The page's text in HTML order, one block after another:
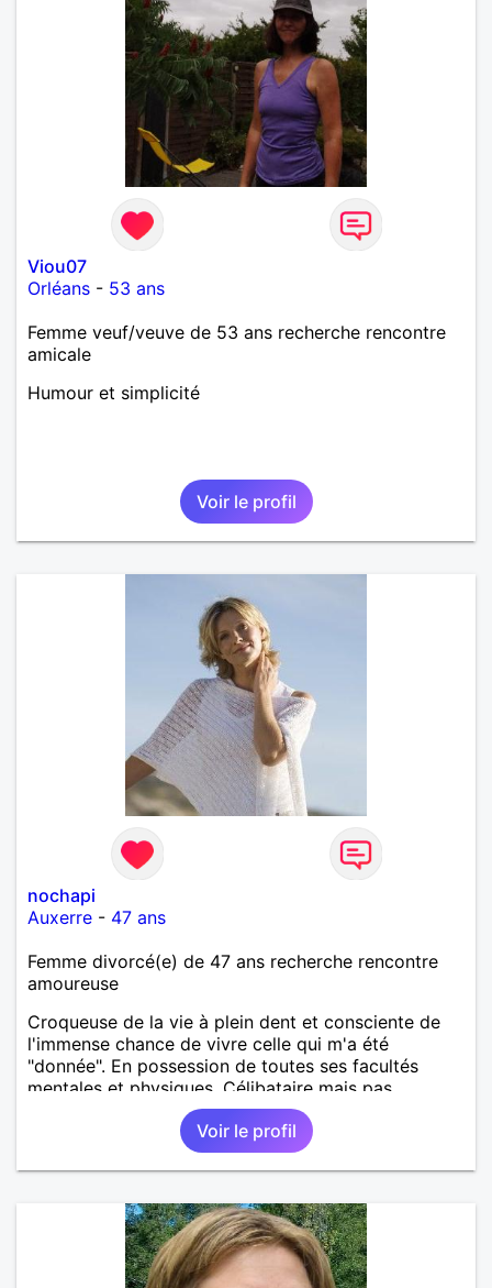
Viou07
Orléans - 53 ans
Femme veuf/veuve de 53 ans recherche rencontre
amicale
Humour et simplicité
Voir le profil
nochapi
Auxerre - 47 ans
Femme divorcé(e) de 47 ans recherche rencontre
amoureuse
Croqueuse de la vie à plein dent et consciente de
l'immense chance de vivre celle qui m'a été
"donnée". En possession de toutes ses facultés
mentales et physiques. Célibataire mais pas
solitaire, je mène une vie bien remplie. Je ne suis
pas sur ce site par dépit, ni en tant que
représentatrice de la Femme Divorcée Mal dans sa
peau. A bientôt.
Voir le profil